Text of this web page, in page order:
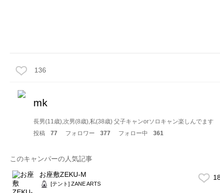
136
mk
長男(11歳),次男(8歳),私(38歳) 父子キャンorソロキャン楽しんでます
投稿
77 フォロワー 377 フォロー中 361
このキャンパーの人気記事
お座敷ZEKU-M
[テント] ZANE ARTS